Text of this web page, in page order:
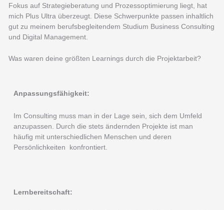
Fokus auf Strategieberatung und Prozessoptimierung liegt, hat
mich Plus Ultra überzeugt. Diese Schwerpunkte passen inhaltlich
gut zu meinem berufsbegleitendem Studium Business Consulting
und Digital Management.
Was waren deine größten Learnings durch die Projektarbeit?
Anpassungsfähigkeit:
Im Consulting muss man in der Lage sein, sich dem Umfeld
anzupassen. Durch die stets ändernden Projekte ist man
häufig mit unterschiedlichen Menschen und deren
Persönlichkeiten konfrontiert.
Lernbereitschaft: